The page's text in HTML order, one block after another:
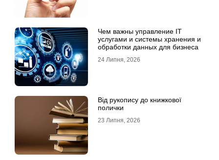
Чем важны управление IT
услугами и системы хранения и
обработки данных для бизнеса
24 Липня, 2026
Від рукопису до книжкової
полички
23 Липня, 2026